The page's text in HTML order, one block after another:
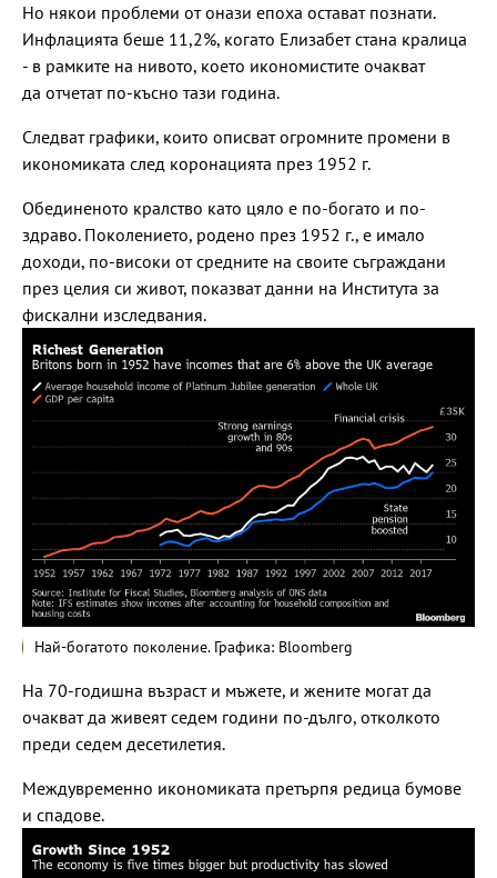
Но някои проблеми от онази епоха остават познати.
Инфлацията беше 11,2%, когато Елизабет стана кралица
- в рамките на нивото, което икономистите очакват
да отчетат по-късно тази година.
Следват графики, които описват огромните промени в
икономиката след коронацията през 1952 г.
Обединеното кралство като цяло е по-богато и по-
здраво. Поколението, родено през 1952 г., е имало
доходи, по-високи от средните на своите съграждани
през целия си живот, показват данни на Института за
фискални изследвания.
Най-богатото поколение. Графика: Bloomberg
На 70-годишна възраст и мъжете, и жените могат да
очакват да живеят седем години по-дълго, отколкото
преди седем десетилетия.
Междувременно икономиката претърпя редица бумове
и спадове.